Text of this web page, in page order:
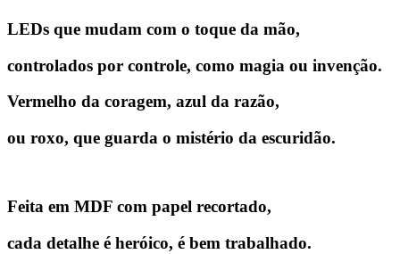
LEDs que mudam com o toque da mão,
controlados por controle, como magia ou invenção.
Vermelho da coragem, azul da razão,
ou roxo, que guarda o mistério da escuridão.
Feita em MDF com papel recortado,
cada detalhe é heróico, é bem trabalhado.